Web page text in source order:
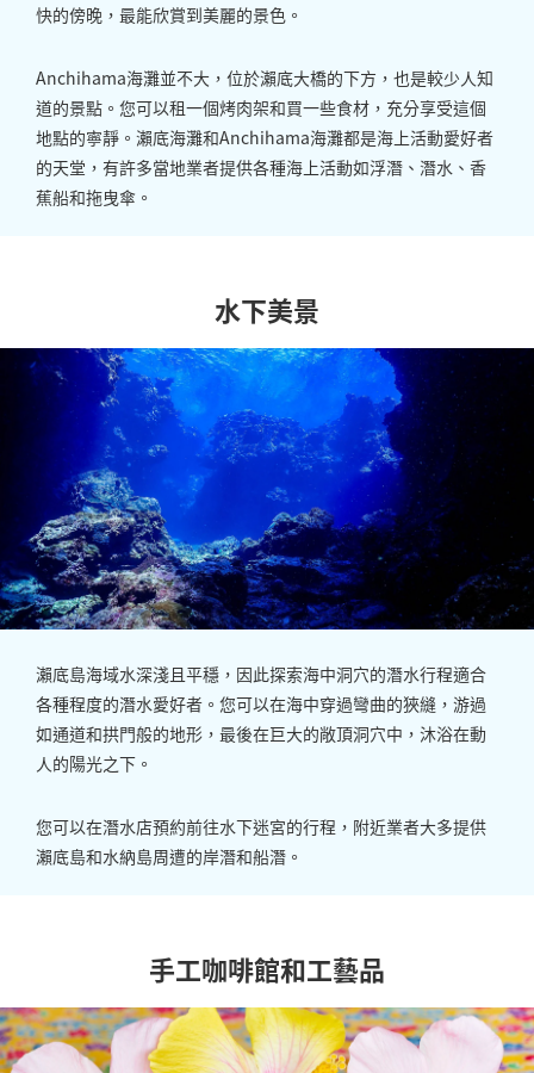
快的傍晚，最能欣賞到美麗的景色。
Anchihama海灘並不大，位於瀨底大橋的下方，也是較少人知
道的景點。您可以租一個烤肉架和買一些食材，充分享受這個
地點的寧靜。瀨底海灘和Anchihama海灘都是海上活動愛好者
的天堂，有許多當地業者提供各種海上活動如浮潛、潛水、香
蕉船和拖曳傘。
水下美景
瀨底島海域水深淺且平穩，因此探索海中洞穴的潛水行程適合
各種程度的潛水愛好者。您可以在海中穿過彎曲的狹縫，游過
如通道和拱門般的地形，最後在巨大的敞頂洞穴中，沐浴在動
人的陽光之下。
您可以在潛水店預約前往水下迷宮的行程，附近業者大多提供
瀨底島和水納島周遭的岸潛和船潛。
手工咖啡館和工藝品